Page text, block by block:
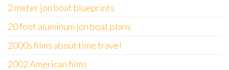
2 meter jon boat blueprints
20 foot aluminum jon boat plans
2000s films about time travel
2002 American films